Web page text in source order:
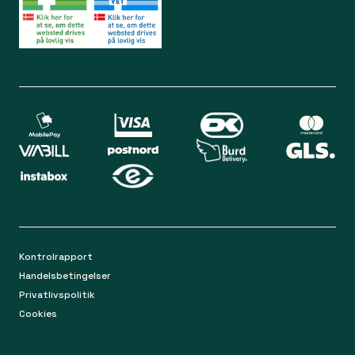
Lørdag 09.00 - 12.00
Mandag-torsdag 9.00 - 16.00
Kontakt os på mail
apoteket@apopro.dk
Spørgsmål og svar
Returnering
Bliv medlem
Din sikkerhed
Kontrolrapport
Handelsbetingelser
Privatlivspolitik
Cookies